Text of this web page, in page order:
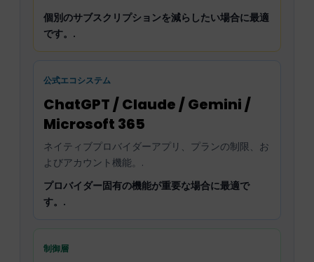
個別のサブスクリプションを減らしたい場合に最適
です。.
公式エコシステム
ChatGPT / Claude / Gemini /
Microsoft 365
ネイティブプロバイダーアプリ、プランの制限、お
よびアカウント機能。.
プロバイダー固有の機能が重要な場合に最適で
す。.
制御層